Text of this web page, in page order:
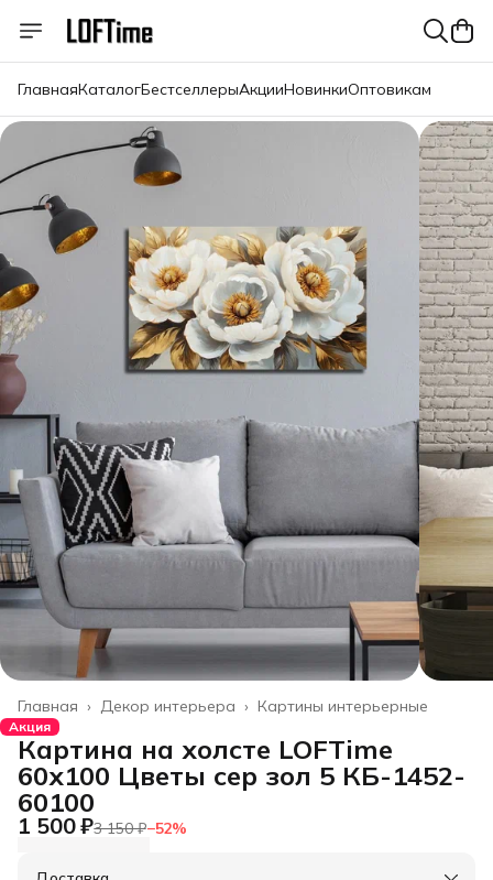
ГлавнаяКаталогБестселлерыАкцииНовинкиОптовикам
Картины интерьерные
Декор интерьера ›
Главная ›
Акция
Картина на холсте LOFTime
60х100 Цветы сер зол 5 КБ-1452-
60100
1 500 ₽3 150 ₽−52%